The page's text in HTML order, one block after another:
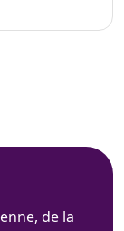
de la